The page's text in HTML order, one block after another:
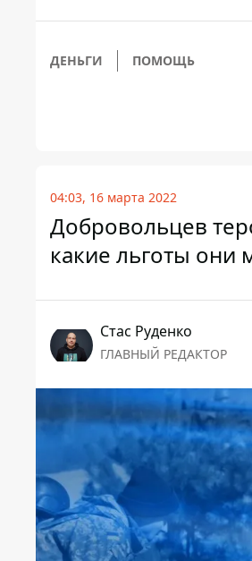
ДЕНЬГИ ПОМОЩЬ
04:03, 16 марта 2022
Добровольцев
какие льготы они
Стаc Руденко
ГЛАВНЫЙ РЕДАКТОР